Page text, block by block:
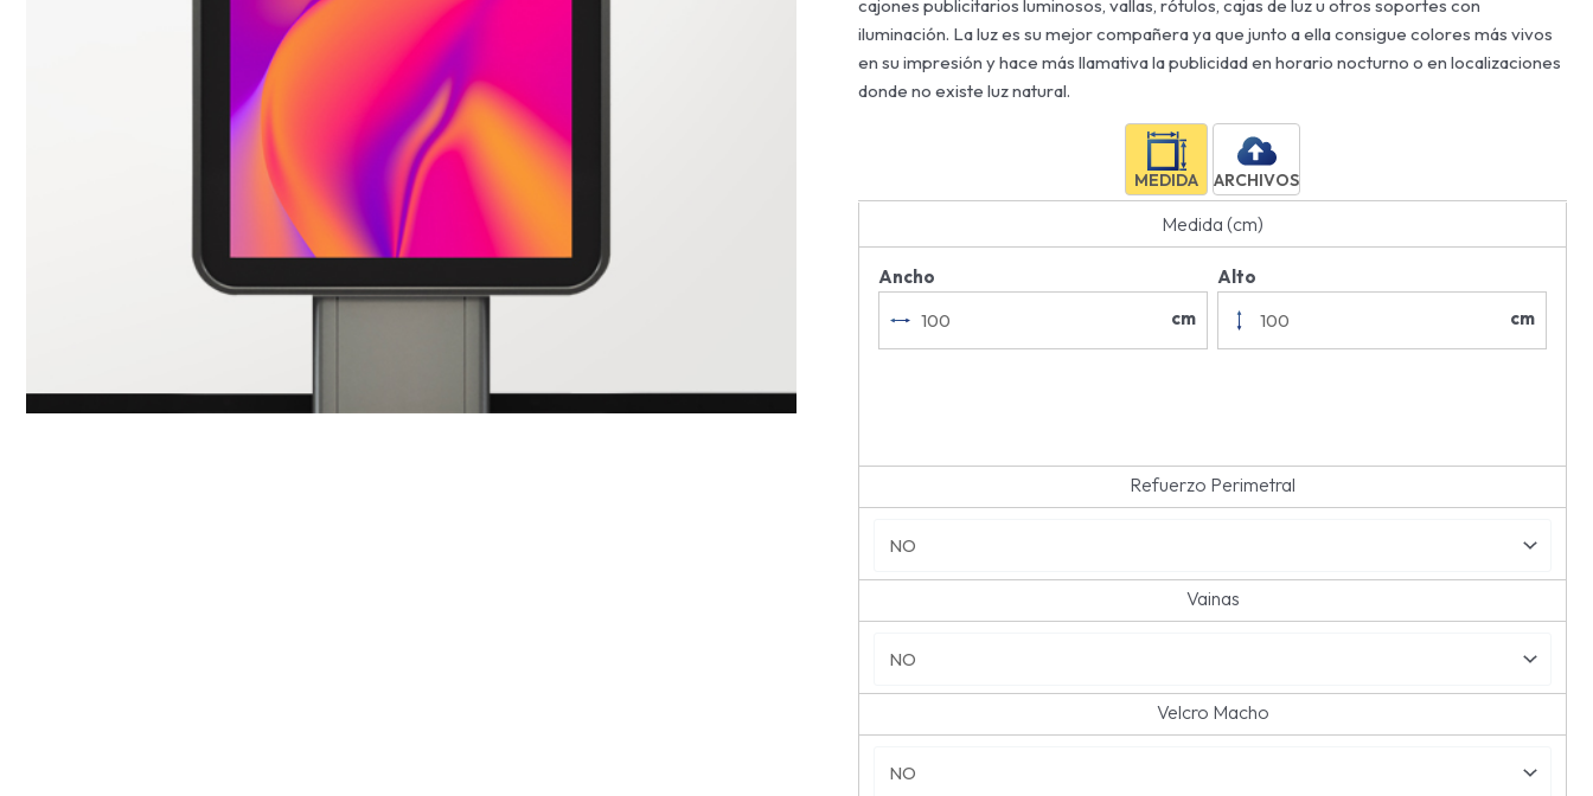
cajones publicitarios luminosos, vallas, rótulos, cajas de luz u otros soportes con
iluminación. La luz es su mejor compañera ya que junto a ella consigue colores más vivos
en su impresión y hace más llamativa la publicidad en horario nocturno o en localizaciones
donde no existe luz natural.
MEDIDA ARCHIVOS
Medida (cm)
Ancho
cm
Alto
cm
Refuerzo Perimetral
Vainas
Velcro Macho